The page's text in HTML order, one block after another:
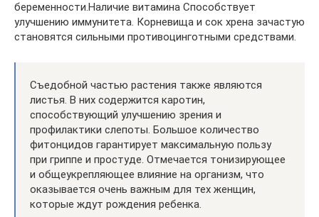
беременности.Наличие витамина Способствует
улучшению иммунитета. Корневища и сок хрена зачастую
становятся сильными противоцинготными средствами.
Съедобной частью растения также являются
листья. В них содержится каротин,
способствующий улучшению зрения и
профилактики слепоты. Большое количество
фитонцидов гарантирует максимальную пользу
при гриппе и простуде. Отмечается тонизирующее
и общеукрепляющее влияние на организм, что
оказывается очень важным для тех женщин,
которые ждут рождения ребенка.